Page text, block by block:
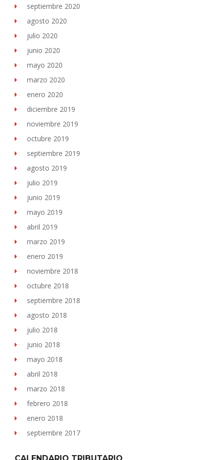
septiembre 2020
agosto 2020
julio 2020
junio 2020
mayo 2020
marzo 2020
enero 2020
diciembre 2019
noviembre 2019
octubre 2019
septiembre 2019
agosto 2019
julio 2019
junio 2019
mayo 2019
abril 2019
marzo 2019
enero 2019
noviembre 2018
octubre 2018
septiembre 2018
agosto 2018
julio 2018
junio 2018
mayo 2018
abril 2018
marzo 2018
febrero 2018
enero 2018
septiembre 2017